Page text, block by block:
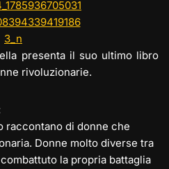
e
b
o
o
l
n di
presenta il suo ultimo libro
rivoluzionarie.
raccontano di donne che
Donne molto diverse tra
la propria battaglia